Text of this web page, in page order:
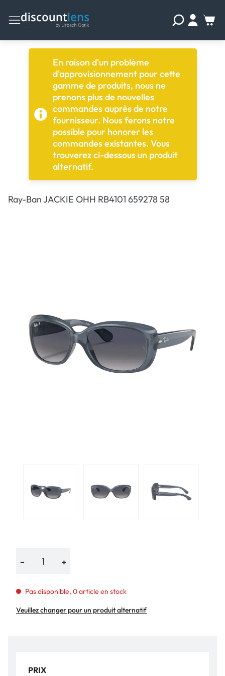
En raison d'un problème
d'approvisionnement pour cette
gamme de produits, nous ne
prenons plus de nouvelles
commandes auprès de notre
fournisseur. Nous ferons notre
possible pour honorer les
commandes existantes. Vous
trouverez ci-dessous un produit
alternatif.
Ray-Ban JACKIE OHH RB4101 659278 58
− +
Pas disponible, 0 article en stock
Veuillez changer pour un produit alternatif
PRIX